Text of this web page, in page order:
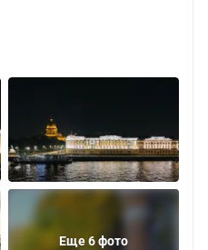
Еще 6 фото